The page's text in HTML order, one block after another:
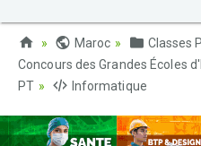
Maroc
Classes
Concours des Grandes Écoles
PT
Informatique